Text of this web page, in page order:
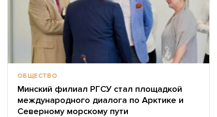
ОБЩЕСТВО
Минский филиал РГСУ стал площадкой
международного диалога по Арктике и
Северному морскому пути